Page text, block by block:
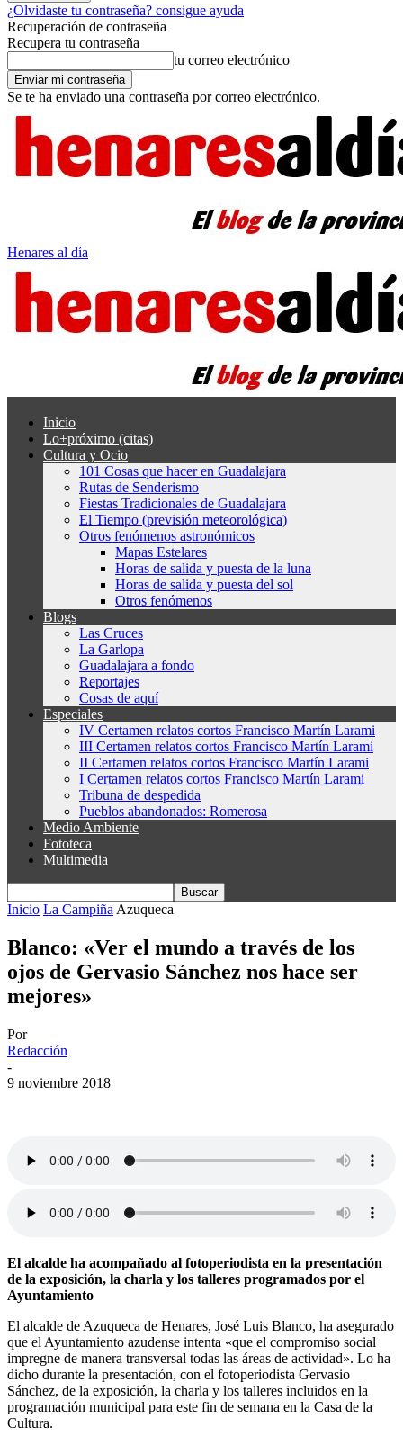
¿Olvidaste tu contraseña? consigue ayuda
Recuperación de contraseña
Recupera tu contraseña
tu correo electrónico
Se te ha enviado una contraseña por correo electrónico.
Henares al día
Inicio
Lo+próximo (citas)
Cultura y Ocio
101 Cosas que hacer en Guadalajara
Rutas de Senderismo
Fiestas Tradicionales de Guadalajara
El Tiempo (previsión meteorológica)
Otros fenómenos astronómicos
Mapas Estelares
Horas de salida y puesta de la luna
Horas de salida y puesta del sol
Otros fenómenos
Blogs
Las Cruces
La Garlopa
Guadalajara a fondo
Reportajes
Cosas de aquí
Especiales
IV Certamen relatos cortos Francisco Martín Larami
III Certamen relatos cortos Francisco Martín Larami
II Certamen relatos cortos Francisco Martín Larami
I Certamen relatos cortos Francisco Martín Larami
Tribuna de despedida
Pueblos abandonados: Romerosa
Medio Ambiente
Fototeca
Multimedia
Inicio La Campiña Azuqueca
Blanco: «Ver el mundo a través de los
ojos de Gervasio Sánchez nos hace ser
mejores»
Por
Redacción
-
9 noviembre 2018
El alcalde ha acompañado al fotoperiodista en la presentación
de la exposición, la charla y los talleres programados por el
Ayuntamiento
El alcalde de Azuqueca de Henares, José Luis Blanco, ha asegurado
que el Ayuntamiento azudense intenta «que el compromiso social
impregne de manera transversal todas las áreas de actividad». Lo ha
dicho durante la presentación, con el fotoperiodista Gervasio
Sánchez, de la exposición, la charla y los talleres incluidos en la
programación municipal para este fin de semana en la Casa de la
Cultura.